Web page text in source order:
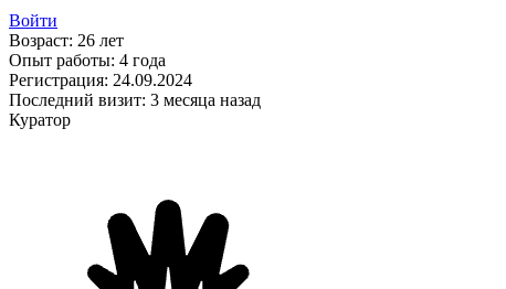
Войти
Возраст: 26 лет
Опыт работы: 4 года
Регистрация: 24.09.2024
Последний визит: 3 месяца назад
Куратор